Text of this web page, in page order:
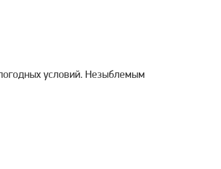
условий. Незыблемым